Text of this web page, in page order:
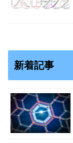
新着記事